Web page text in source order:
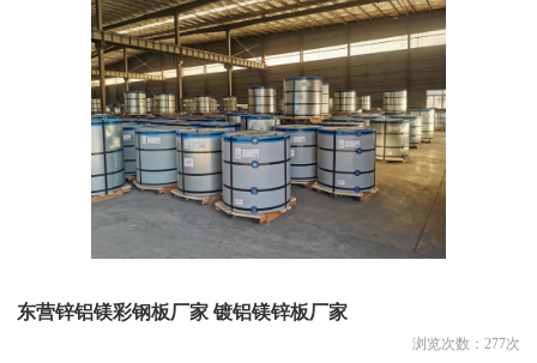
东营锌铝镁彩钢板厂家 镀铝镁锌板厂家
浏览次数： 277次